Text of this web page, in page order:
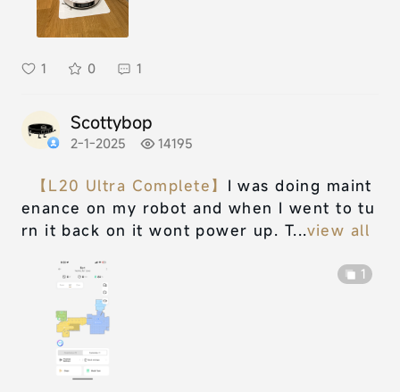
1 0 1
Scottybop
2-1-2025 14195
【L20 Ultra Complete】 I was doing maint
enance on my robot and when I went to tu
rn it back on it wont power up. T...view all
1